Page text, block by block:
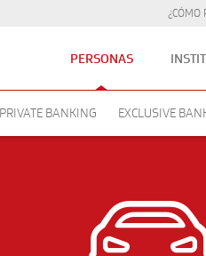
¿CÓMO
PERSONAS
PRIVATE BANKING EXCLUSIVE